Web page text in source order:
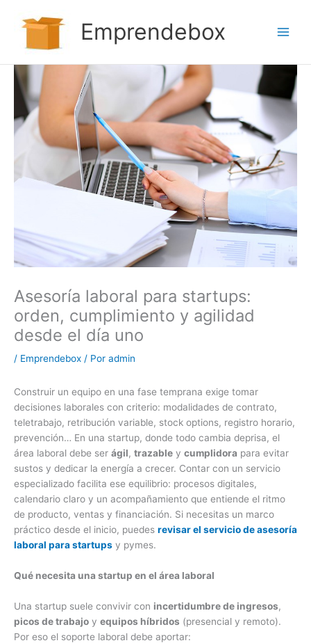
Emprendebox
Asesoría laboral para startups:
orden, cumplimiento y agilidad
desde el día uno
/ Emprendebox / Por admin
Construir un equipo en una fase temprana exige tomar
decisiones laborales con criterio: modalidades de contrato,
teletrabajo, retribución variable, stock options, registro horario,
prevención… En una startup, donde todo cambia deprisa, el
área laboral debe ser ágil, trazable y cumplidora para evitar
sustos y dedicar la energía a crecer. Contar con un servicio
especializado facilita ese equilibrio: procesos digitales,
calendario claro y un acompañamiento que entiende el ritmo
de producto, ventas y financiación. Si necesitas un marco
práctico desde el inicio, puedes revisar el servicio de asesoría
laboral para startups y pymes.
Qué necesita una startup en el área laboral
Una startup suele convivir con incertidumbre de ingresos,
picos de trabajo y equipos híbridos (presencial y remoto).
Por eso el soporte laboral debe aportar: